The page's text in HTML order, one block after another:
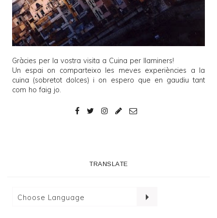
Gràcies per la vostra visita a Cuina per llaminers!
Un espai on comparteixo les meves experiències a la
cuina (sobretot dolces) i on espero que en gaudiu tant
com ho faig jo.
TRANSLATE